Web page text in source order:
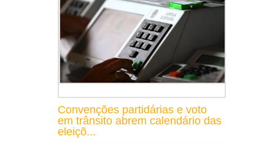
Convenções partidárias e voto
em trânsito abrem calendário das
eleiçõ...